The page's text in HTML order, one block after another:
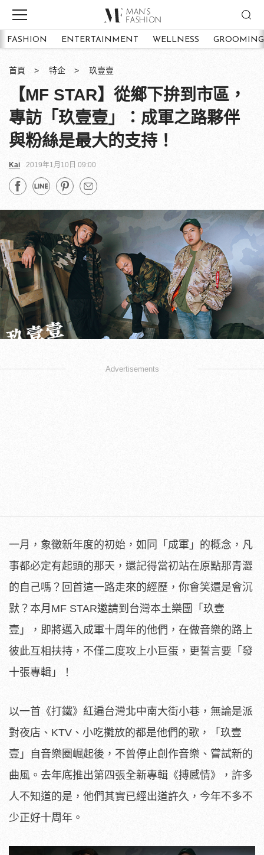
FASHION ENTERTAINMENT WELLNESS GROOMING
首頁 特企 玖壹壹
【MF STAR】從鄉下拚到市區，
專訪「玖壹壹」：成軍之路夥伴
與粉絲是最大的支持！
Kai 2019年1月10日 09:00
Advertisements
一月，象徵新年度的初始，如同「成軍」的概念，凡
事都必定有起頭的那天，還記得當初站在原點那青澀
的自己嗎？回首這一路走來的經歷，你會笑還是會沉
默？本月MF STAR邀請到台灣本土樂團「玖壹
壹」，即將邁入成軍十周年的他們，在做音樂的路上
彼此互相扶持，不僅二度攻上小巨蛋，更誓言要「發
十張專輯」！
以一首《打鐵》紅遍台灣北中南大街小巷，無論是派
對夜店、KTV、小吃攤放的都是他們的歌，「玖壹
壹」自音樂圈崛起後，不曾停止創作音樂、嘗試新的
曲風。去年底推出第四張全新專輯《搏感情》，許多
人不知道的是，他們其實已經出道許久，今年不多不
少正好十周年。